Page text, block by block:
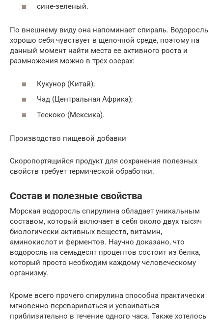
сине-зеленый.
По внешнему виду она напоминает спираль. Водоросль
хорошо себя чувствует в щелочной среде, поэтому на
данный момент найти места ее активного роста и
размножения можно в трех озерах:
Кукунор (Китай);
Чад (Центральная Африка);
Тескоко (Мексика).
Производство пищевой добавки
Скоропортящийся продукт для сохранения полезных
свойств требует термической обработки.
Состав и полезные свойства
Морская водоросль спирулина обладает уникальным
составом, который включает в себя около двух тысяч
биологически активных веществ, витамин,
аминокислот и ферментов. Научно доказано, что
водоросль на семьдесят процентов состоит из белка,
который просто необходим каждому человеческому
организму.
Кроме всего прочего спирулина способна практически
мгновенно перевариваться и усваиваться
приблизительно в течение одного часа. Также хотелось